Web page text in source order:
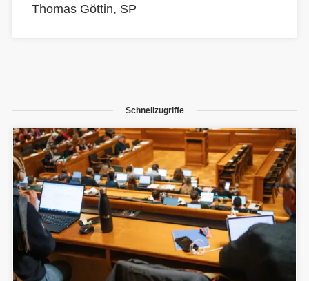
Thomas Göttin, SP
Schnellzugriffe